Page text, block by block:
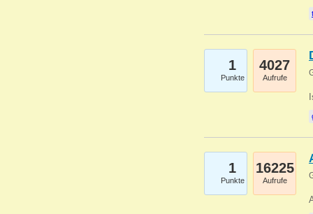
1
Punkte
4027
Aufrufe
1
Punkte
16225
Aufrufe